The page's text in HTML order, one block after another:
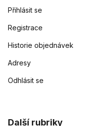
Přihlásit se
Registrace
Historie objednávek
Adresy
Odhlásit se
Další rubriky